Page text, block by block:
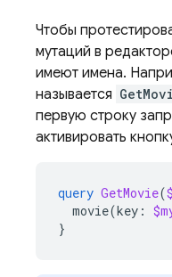
Чтобы
мутаций в
имеют имена.
называется
первую строку
активировать
query GetMovie(
movie(key :
}